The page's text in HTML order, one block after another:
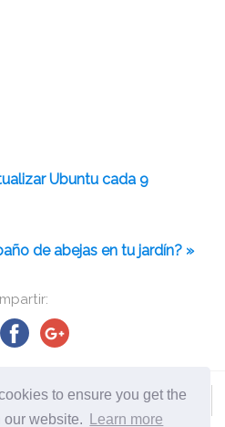
to ensure you get the
our website.
Learn more
Ubuntu cada 9
de abejas en tu jardín? »
Svenska
Norsk